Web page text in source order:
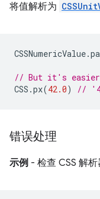
将值解析为
CSSNumericValue.
// But it's easier
CSS .px(42.0) //
错误处理
示例 - 检查 CSS 解